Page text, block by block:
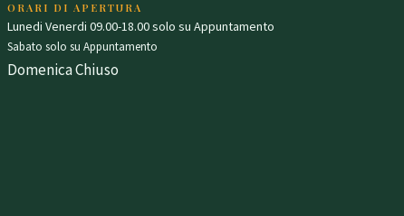
ORARI DI APERTURA
Lunedi Venerdi 09.00-18.00 solo su Appuntamento
Sabato solo su Appuntamento
Domenica Chiuso